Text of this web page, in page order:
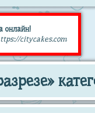
онлайн!
citycakes.com